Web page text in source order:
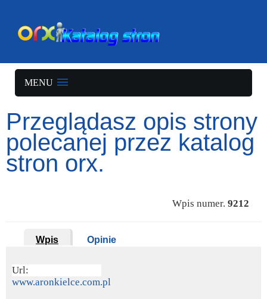
MENU
Przeglądasz opis strony
polecanej przez katalog
stron orx.
Wpis numer. 9212
Wpis Opinie
Url:
www.aronkielce.com.pl